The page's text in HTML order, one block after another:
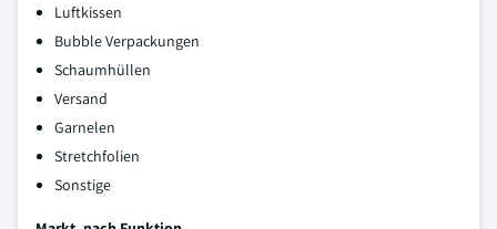
Luftkissen
Bubble Verpackungen
Schaumhüllen
Versand
Garnelen
Stretchfolien
Sonstige